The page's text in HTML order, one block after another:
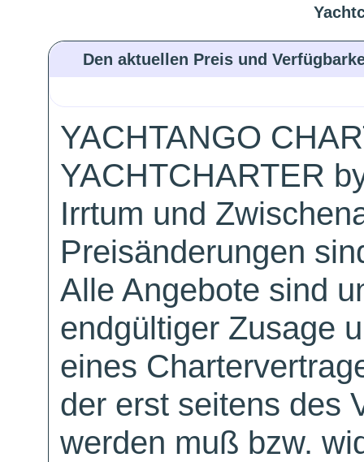
Den aktuellen Preis und
YACHTANGO
YACHTCHARTER
Irrtum und
Preisänderungen
Alle Angebote sind
endgültiger Zusage
eines
der erst seitens des
werden muß bzw.